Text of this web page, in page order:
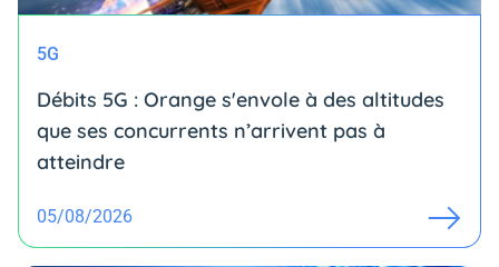
5G
Débits 5G : Orange s'envole à des altitudes
que ses concurrents n’arrivent pas à
atteindre
05/08/2026